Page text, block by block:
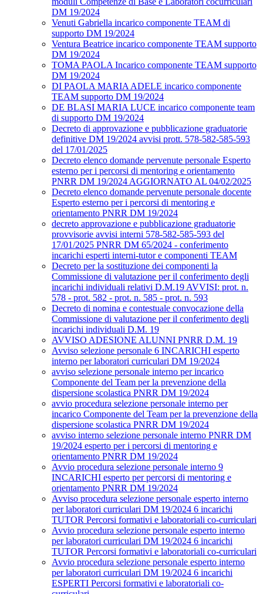
DM 19/2024
Venuti Gabriella incarico componente TEAM di
supporto DM 19/2024
Ventura Beatrice incarico componente TEAM supporto
DM 19/2024
TOMA PAOLA Incarico componente TEAM supporto
DM 19/2024
DI PAOLA MARIA ADELE incarico componente
TEAM supporto DM 19/2024
DE BLASI MARIA LUCE incarico componente team
di supporto DM 19/2024
Decreto di approvazione e pubblicazione graduatorie
definitive DM 19/2024 avvisi prott. 578-582-585-593
del 17/01/2025
Decreto elenco domande pervenute personale Esperto
esterno per i percorsi di mentoring e orientamento
PNRR DM 19/2024 AGGIORNATO AL 04/02/2025
Decreto elenco domande pervenute personale docente
Esperto esterno per i percorsi di mentoring e
orientamento PNRR DM 19/2024
decreto approvazione e pubblicazione graduatorie
provvisorie avvisi interni 578-582-585-593 del
17/01/2025 PNRR DM 65/2024 - conferimento
incarichi esperti interni-tutor e componenti TEAM
Decreto per la sostituzione dei componenti la
Commissione di valutazione per il conferimento degli
incarichi individuali relativi D.M.19 AVVISI: prot. n.
578 - prot. 582 - prot. n. 585 - prot. n. 593
Decreto di nomina e contestuale convocazione della
Commissione di valutazione per il conferimento degli
incarichi individuali D.M. 19
AVVISO ADESIONE ALUNNI PNRR D.M. 19
Avviso selezione personale 6 INCARICHI esperto
interno per laboratori curriculari DM 19/2024
avviso selezione personale interno per incarico
Componente del Team per la prevenzione della
dispersione scolastica PNRR DM 19/2024
avvio procedura selezione personale interno per
incarico Componente del Team per la prevenzione della
dispersione scolastica PNRR DM 19/2024
avviso interno selezione personale interno PNRR DM
19/2024 esperto per i percorsi di mentoring e
orientamento PNRR DM 19/2024
Avvio procedura selezione personale interno 9
INCARICHI esperto per percorsi di mentoring e
orientamento PNRR DM 19/2024
Avviso procedura selezione personale esperto interno
per laboratori curriculari DM 19/2024 6 incarichi
TUTOR Percorsi formativi e laboratoriali co-curriculari
Avvio procedura selezione personale esperto interno
per laboratori curriculari DM 19/2024 6 incarichi
TUTOR Percorsi formativi e laboratoriali co-curriculari
Avvio procedura selezione personale esperto interno
per laboratori curriculari DM 19/2024 6 incarichi
ESPERTI Percorsi formativi e laboratoriali co-